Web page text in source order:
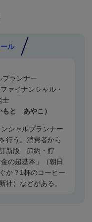
ル
プランナー
ァイナンシャル・
士
と あやこ）
シャルプランナー
行う。消費者から
新版 節約・貯
の超基本」（朝日
か？ 1杯のコーヒー
社）などがある。